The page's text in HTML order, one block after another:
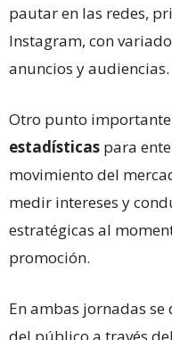
pautar en las redes,
Instagram, con
anuncios y audiencias.
Otro punto
estadísticas para
movimiento del
medir intereses y
estratégicas al
promoción.
En ambas jornadas